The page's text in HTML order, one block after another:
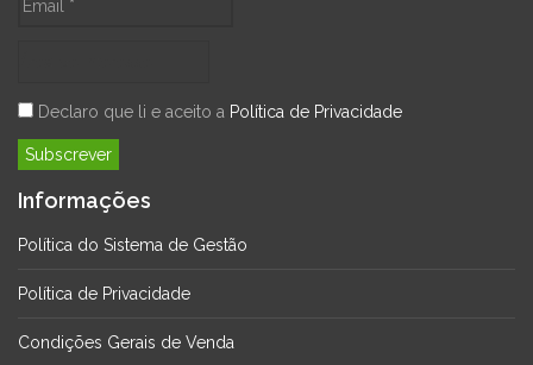
Declaro que li e aceito a Política de Privacidade
Informações
Política do Sistema de Gestão
Política de Privacidade
Condições Gerais de Venda